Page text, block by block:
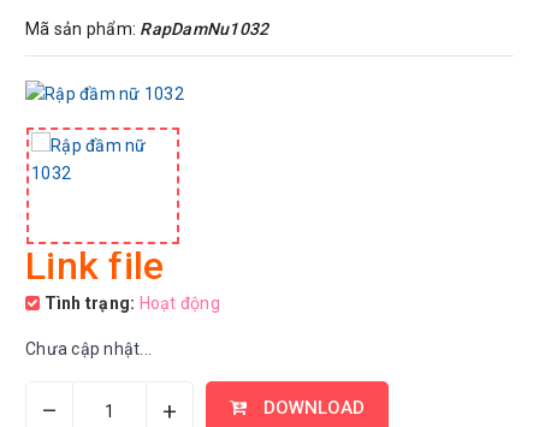
Mã sản phẩm: RapDamNu1032
Link file
Tình trạng: Hoạt động
Chưa cập nhật...
– + DOWNLOAD